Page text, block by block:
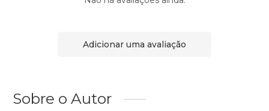
Adicionar uma avaliação
Sobre o Autor